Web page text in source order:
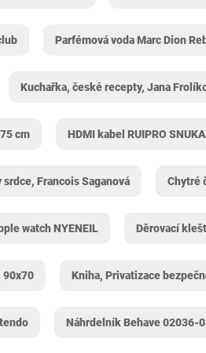
Parfémová voda Marc Dion
Kuchařka, české recepty, Jana
cm HDMI kabel RUIPRO
srdce, Francois Saganová Chytré
watch NYENEIL Děrovací
90x70 Kniha, Privatizace
Náhrdelník Behave 02036-